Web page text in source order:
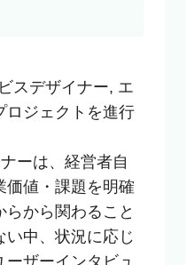
企業の担当者様
スデザイナー, エ
ロジェクトを進行
ーは、経営者自
価値・課題を明確
から関わること
い中、状況に応じ